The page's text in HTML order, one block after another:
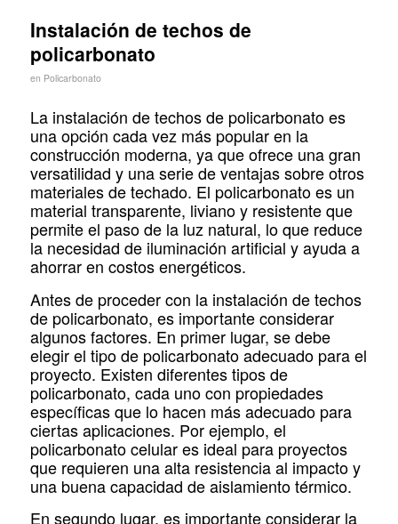
Instalación de techos de
policarbonato
en Policarbonato
La instalación de techos de policarbonato es
una opción cada vez más popular en la
construcción moderna, ya que ofrece una gran
versatilidad y una serie de ventajas sobre otros
materiales de techado. El policarbonato es un
material transparente, liviano y resistente que
permite el paso de la luz natural, lo que reduce
la necesidad de iluminación artificial y ayuda a
ahorrar en costos energéticos.
Antes de proceder con la instalación de techos
de policarbonato, es importante considerar
algunos factores. En primer lugar, se debe
elegir el tipo de policarbonato adecuado para el
proyecto. Existen diferentes tipos de
policarbonato, cada uno con propiedades
específicas que lo hacen más adecuado para
ciertas aplicaciones. Por ejemplo, el
policarbonato celular es ideal para proyectos
que requieren una alta resistencia al impacto y
una buena capacidad de aislamiento térmico.
En segundo lugar, es importante considerar la